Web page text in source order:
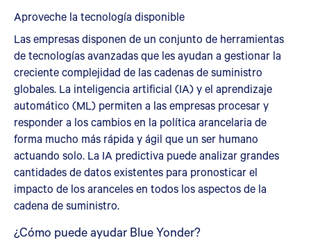
Aproveche la tecnología disponible
Las empresas disponen de un conjunto de herramientas
de tecnologías avanzadas que les ayudan a gestionar la
creciente complejidad de las cadenas de suministro
globales. La inteligencia artificial (IA) y el aprendizaje
automático (ML) permiten a las empresas procesar y
responder a los cambios en la política arancelaria de
forma mucho más rápida y ágil que un ser humano
actuando solo. La IA predictiva puede analizar grandes
cantidades de datos existentes para pronosticar el
impacto de los aranceles en todos los aspectos de la
cadena de suministro.
¿Cómo puede ayudar Blue Yonder?